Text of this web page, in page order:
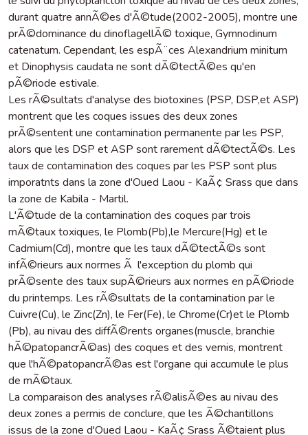
durant quatre annÃ©es d'Ã©tude(2002-2005), montre une
prÃ©dominance du dinoflagellÃ© toxique, Gymnodinum
catenatum. Cependant, les espÃ¨ces Alexandrium minitum
et Dinophysis caudata ne sont dÃ©tectÃ©es qu'en
pÃ©riode estivale.
Les rÃ©sultats d'analyse des biotoxines (PSP, DSP,et ASP)
montrent que les coques issues des deux zones
prÃ©sentent une contamination permanente par les PSP,
alors que les DSP et ASP sont rarement dÃ©tectÃ©s. Les
taux de contamination des coques par les PSP sont plus
imporatnts dans la zone d'Oued Laou - KaÃ¢ Srass que dans
la zone de Kabila - Martil.
L'Ã©tude de la contamination des coques par trois
mÃ©taux toxiques, le Plomb(Pb),le Mercure(Hg) et le
Cadmium(Cd), montre que les taux dÃ©tectÃ©s sont
infÃ©rieurs aux normes Ã l'exception du plomb qui
prÃ©sente des taux supÃ©rieurs aux normes en pÃ©riode
du printemps. Les rÃ©sultats de la contamination par le
Cuivre(Cu), le Zinc(Zn), le Fer(Fe), le Chrome(Cr)et le Plomb
(Pb), au nivau des diffÃ©rents organes(muscle, branchie
hÃ©patopancrÃ©as) des coques et des vernis, montrent
que l'hÃ©patopancrÃ©as est l'organe qui accumule le plus
de mÃ©taux.
La comparaison des analyses rÃ©alisÃ©es au nivau des
deux zones a permis de conclure, que les Ã©chantillons
issus de la zone d'Oued Laou - KaÃ¢ Srass Ã©taient plus